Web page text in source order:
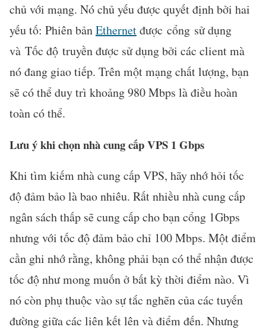
chủ với mạng. Nó chủ yếu được quyết định bởi hai
yếu tố: Phiên bảnEthernetđược cổng sử dụng
và Tốc độ truyền được sử dụng bởi các client mà
nó đang giao tiếp. Trên một mạng chất lượng, bạn
sẽ có thể duy trì khoảng 980 Mbps là điều hoàn
toàn có thể.
Lưu ý khi chọn nhà cung cấp VPS 1 Gbps
Khi tìm kiếm nhà cung cấp VPS, hãy nhớ hỏi tốc
độ đảm bảo là bao nhiêu. Rất nhiều nhà cung cấp
ngân sách thấp sẽ cung cấp cho bạn cổng 1Gbps
nhưng với tốc độ đảm bảo chỉ 100 Mbps. Một điểm
cần ghi nhớ rằng, không phải bạn có thể nhận được
tốc độ như mong muốn ở bất kỳ thời điểm nào. Vì
nó còn phụ thuộc vào sự tắc nghẽn của các tuyến
đường giữa các liên kết lên và điểm đến. Nhưng